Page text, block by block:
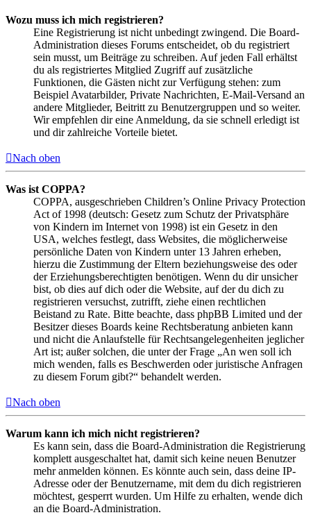
Wozu muss ich mich registrieren?
Eine Registrierung ist nicht unbedingt zwingend. Die Board-
Administration dieses Forums entscheidet, ob du registriert
sein musst, um Beiträge zu schreiben. Auf jeden Fall erhältst
du als registriertes Mitglied Zugriff auf zusätzliche
Funktionen, die Gästen nicht zur Verfügung stehen: zum
Beispiel Avatarbilder, Private Nachrichten, E-Mail-Versand an
andere Mitglieder, Beitritt zu Benutzergruppen und so weiter.
Wir empfehlen dir eine Anmeldung, da sie schnell erledigt ist
und dir zahlreiche Vorteile bietet.
Nach oben
Was ist COPPA?
COPPA, ausgeschrieben Children’s Online Privacy Protection
Act of 1998 (deutsch: Gesetz zum Schutz der Privatsphäre
von Kindern im Internet von 1998) ist ein Gesetz in den
USA, welches festlegt, dass Websites, die möglicherweise
persönliche Daten von Kindern unter 13 Jahren erheben,
hierzu die Zustimmung der Eltern beziehungsweise des oder
der Erziehungsberechtigten benötigen. Wenn du dir unsicher
bist, ob dies auf dich oder die Website, auf der du dich zu
registrieren versuchst, zutrifft, ziehe einen rechtlichen
Beistand zu Rate. Bitte beachte, dass phpBB Limited und der
Besitzer dieses Boards keine Rechtsberatung anbieten kann
und nicht die Anlaufstelle für Rechtsangelegenheiten jeglicher
Art ist; außer solchen, die unter der Frage „An wen soll ich
mich wenden, falls es Beschwerden oder juristische Anfragen
zu diesem Forum gibt?“ behandelt werden.
Nach oben
Warum kann ich mich nicht registrieren?
Es kann sein, dass die Board-Administration die Registrierung
komplett ausgeschaltet hat, damit sich keine neuen Benutzer
mehr anmelden können. Es könnte auch sein, dass deine IP-
Adresse oder der Benutzername, mit dem du dich registrieren
möchtest, gesperrt wurden. Um Hilfe zu erhalten, wende dich
an die Board-Administration.